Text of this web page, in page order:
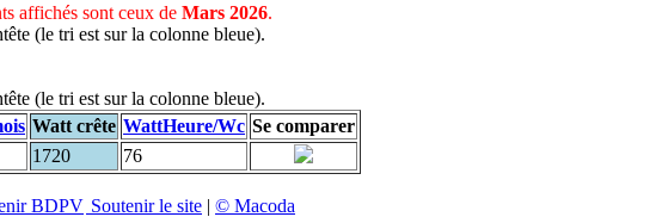
affichés sont ceux de Mars 2026.
(le tri est sur la colonne bleue).
(le tri est sur la colonne bleue).
Watt crête WattHeure/Wc Se comparer
1720 76
Soutenir le site | © Macoda